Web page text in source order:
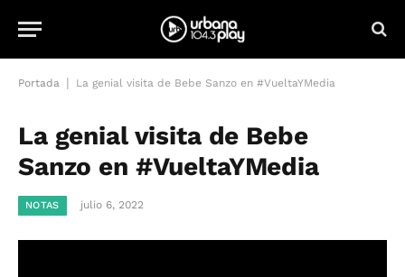
Portada La genial visita de Bebe Sanzo en #VueltaYMedia
La genial visita de Bebe
Sanzo en #VueltaYMedia
NOTAS julio 6, 2022